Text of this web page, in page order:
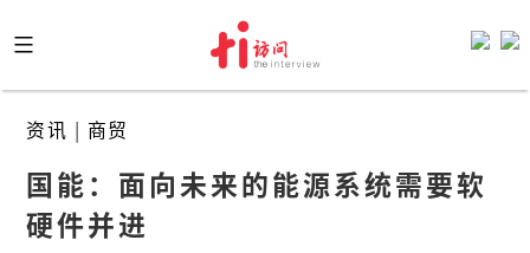
to
content
资讯 | 商贸
国能：面向未来的能源系统需要软
硬件并进